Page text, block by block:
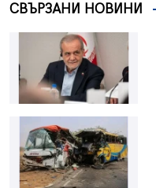
СВЪРЗАНИ НОВИНИ